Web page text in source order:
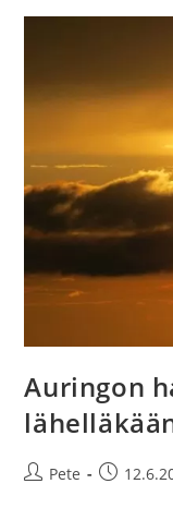
Auringon
Artikkelin
Pete
Artikkeli